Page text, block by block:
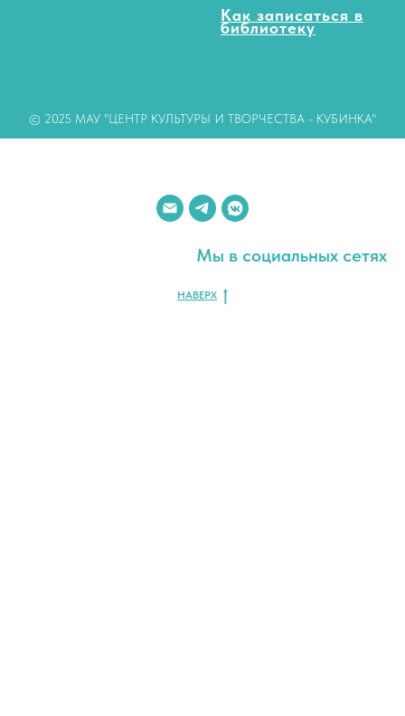
Как записаться в
библиотеку
© 2025 МАУ "ЦЕНТР КУЛЬТУРЫ И ТВОРЧЕСТВА - КУБИНКА"
Мы в социальных сетях
НАВЕРХ